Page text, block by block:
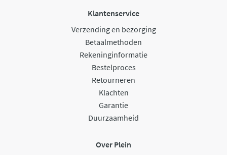
Klantenservice
Verzending en bezorging
Betaalmethoden
Rekeninginformatie
Bestelproces
Retourneren
Klachten
Garantie
Duurzaamheid
Over Plein